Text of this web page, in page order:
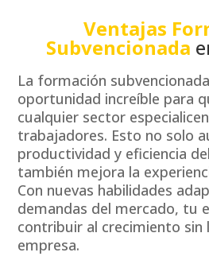
Ventajas
Subvencionada
La formación
oportunidad increíble para
cualquier sector
trabajadores. Esto no solo
productividad y eficiencia
también mejora la
Con nuevas habilidades
demandas del mercado, tu
contribuir al crecimiento sin
empresa.